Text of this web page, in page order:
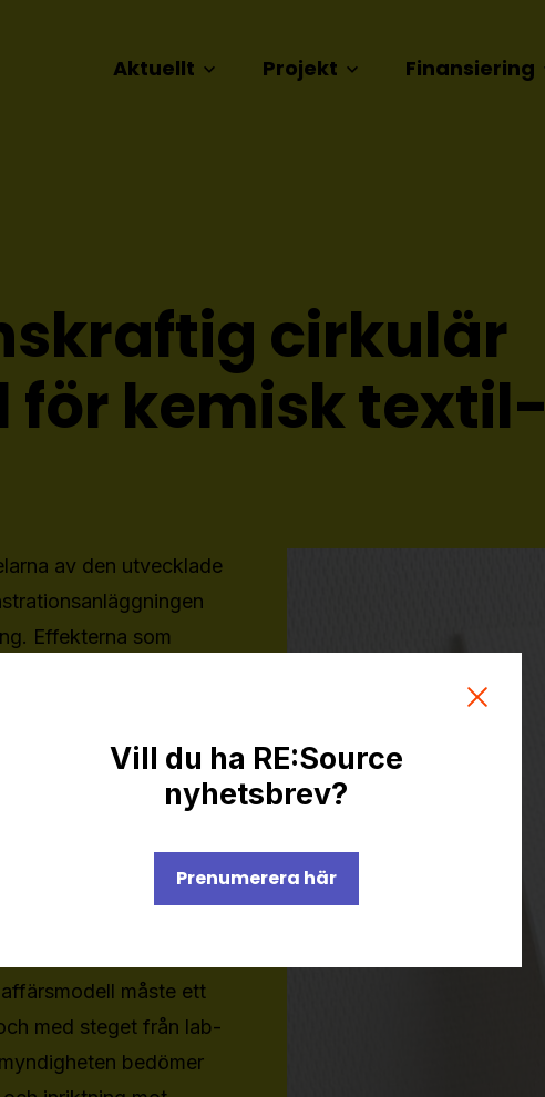
Aktuellt Projekt Finansiering
cirkulär
för kemisk textil­
av den utvecklade
Effekterna som
där mindre textil går
genom att minska
re:newcell har
av textila
använda bomull- och
därmed stora
från jungfrulig
kortas vilket innebär
tillverkas. För att
måste ett
med steget från lab-
bedömer
Vill du ha RE:Source
nyhetsbrev?
Prenumerera här